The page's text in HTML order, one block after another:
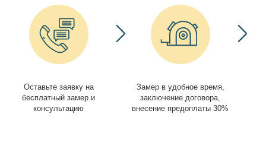
Оставьте заявку на
бесплатный замер и
консультацию
Замер в удобное время,
заключение договора,
внесение предоплаты 30%